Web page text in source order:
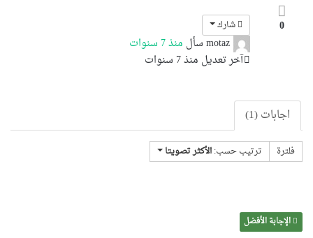
0 شارك
motazسأل منذ 7 سنوات
آخر تعديل منذ 7 سنوات
اجابات (1)
فلترة ترتيب حسب:الأكثر تصويتا
الإجابة الأفضل